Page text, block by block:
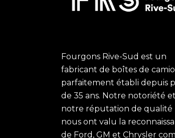
Fourgons Rive-Sud est un
fabricant de boîtes de
parfaitement établi depuis
de 35 ans. Notre notoriété et
notre réputation de qualité
nous ont valu la
de Ford, GM et Chrysler